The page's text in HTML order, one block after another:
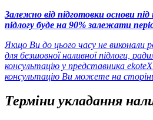
Залежно від підготовки основи під
підлогу буде на 90% залежати
Якщо Ви до цього часу не виконали
для безшовної наливної підлоги,
консультацію у представника
консультацію Ви можете на
Терміни укладання